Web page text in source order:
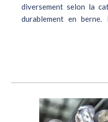
diversement selon la
durablement en berne.
modestement redressée,